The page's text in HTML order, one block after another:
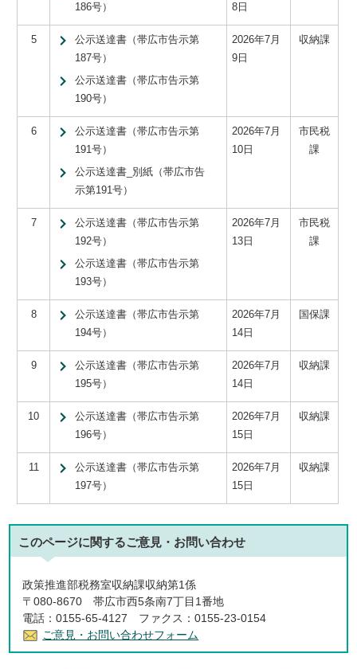
186号）
8日
5
公示送達書（帯広市告示第
187号）
公示送達書（帯広市告示第
190号）
2026年7月
9日
収納課
6
公示送達書（帯広市告示第
191号）
公示送達書_別紙（帯広市告
示第191号）
2026年7月
10日
市民税
課
7
公示送達書（帯広市告示第
192号）
公示送達書（帯広市告示第
193号）
2026年7月
13日
市民税
課
8
公示送達書（帯広市告示第
194号）
2026年7月
14日
国保課
9
公示送達書（帯広市告示第
195号）
2026年7月
14日
収納課
10
公示送達書（帯広市告示第
196号）
2026年7月
15日
収納課
11
公示送達書（帯広市告示第
197号）
2026年7月
15日
収納課
このページに関するご意見・お問い合わせ
政策推進部税務室収納課収納第1係
〒080-8670 帯広市西5条南7丁目1番地
電話：0155-65-4127 ファクス：0155-23-0154
ご意見・お問い合わせフォーム